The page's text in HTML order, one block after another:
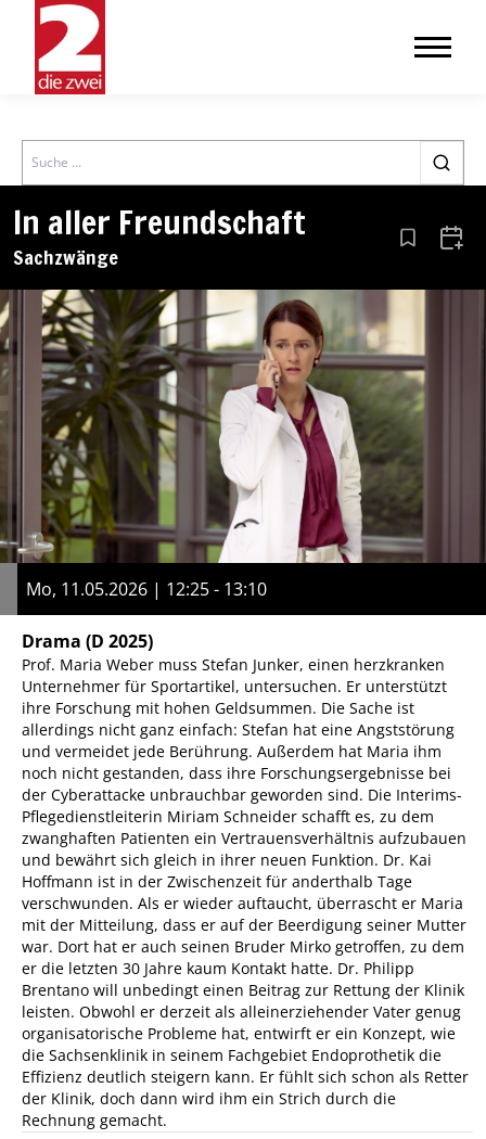
Search
In aller Freundschaft
Sachzwänge Aus den
Mo, 11.05.2026 | 12:25 - 13:10
Drama (D 2025)
Prof. Maria Weber muss Stefan Junker, einen herzkranken
Unternehmer für Sportartikel, untersuchen. Er unterstützt
ihre Forschung mit hohen Geldsummen. Die Sache ist
allerdings nicht ganz einfach: Stefan hat eine Angststörung
und vermeidet jede Berührung. Außerdem hat Maria ihm
noch nicht gestanden, dass ihre Forschungsergebnisse bei
der Cyberattacke unbrauchbar geworden sind. Die Interims-
Pflegedienstleiterin Miriam Schneider schafft es, zu dem
zwanghaften Patienten ein Vertrauensverhältnis aufzubauen
und bewährt sich gleich in ihrer neuen Funktion. Dr. Kai
Hoffmann ist in der Zwischenzeit für anderthalb Tage
verschwunden. Als er wieder auftaucht, überrascht er Maria
mit der Mitteilung, dass er auf der Beerdigung seiner Mutter
war. Dort hat er auch seinen Bruder Mirko getroffen, zu dem
er die letzten 30 Jahre kaum Kontakt hatte. Dr. Philipp
Brentano will unbedingt einen Beitrag zur Rettung der Klinik
leisten. Obwohl er derzeit als alleinerziehender Vater genug
organisatorische Probleme hat, entwirft er ein Konzept, wie
die Sachsenklinik in seinem Fachgebiet Endoprothetik die
Effizienz deutlich steigern kann. Er fühlt sich schon als Retter
der Klinik, doch dann wird ihm ein Strich durch die
Rechnung gemacht.